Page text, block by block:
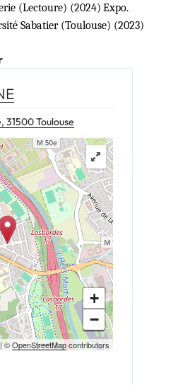
(Lectoure) (2024) Expo.
Sabatier (Toulouse) (2023)
31500 Toulouse
+
−
| ©OpenStreetMapcontributors